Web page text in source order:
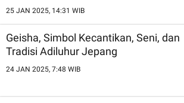
25 JAN 2025, 14:31 WIB
Geisha, Simbol Kecantikan, Seni, dan
Tradisi Adiluhur Jepang
24 JAN 2025, 7:48 WIB